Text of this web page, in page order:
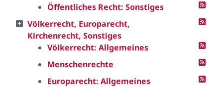
Öffentliches Recht: Sonstiges
Völkerrecht, Europarecht,
Kirchenrecht, Sonstiges
Völkerrecht: Allgemeines
Menschenrechte
Europarecht: Allgemeines